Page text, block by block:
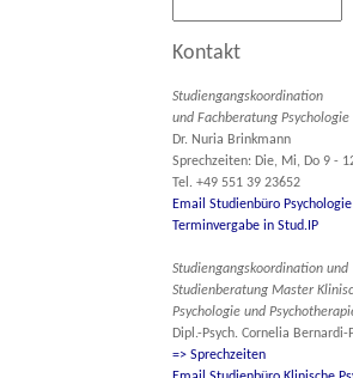
Kontakt
Studiengangskoordination
und Fachberatung Psychologie
Dr. Nuria Brinkmann
Sprechzeiten: Die, Mi, Do 9 -
Tel. +49 551 39 23652
Email Studienbüro Psychologie
Terminvergabe in Stud.IP
Studiengangskoordination und
Studienberatung Master
Psychologie und
Dipl.-Psych. Cornelia
=> Sprechzeiten